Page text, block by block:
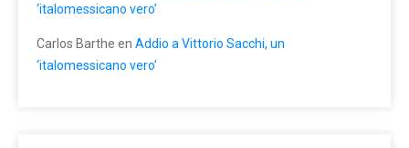
‘italomessicano vero’
Carlos Barthe en Addio a Vittorio Sacchi, un
‘italomessicano vero’